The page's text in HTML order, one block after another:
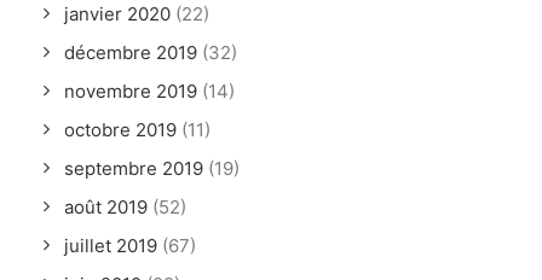
janvier 2020 (22)
décembre 2019 (32)
novembre 2019 (14)
octobre 2019 (11)
septembre 2019 (19)
août 2019 (52)
juillet 2019 (67)